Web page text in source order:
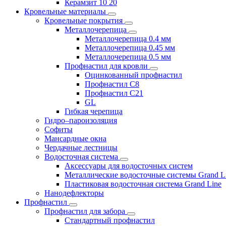
Керамзит 10 20
Кровельные материалы
Кровельные покрытия
Металлочерепица
Металлочерепица 0.4 мм
Металлочерепица 0.45 мм
Металлочерепица 0.5 мм
Профнастил для кровли
Оцинкованный профнастил
Профнастил С8
Профнастил С21
GL
Гибкая черепица
Гидро–пароизоляция
Софиты
Мансардные окна
Чердачные лестницы
Водосточная система
Аксессуары для водосточных систем
Металлические водосточные системы Grand
Пластиковая водосточная система Grand Line
Нанодефлекторы
Профнастил
Профнастил для забора
Стандартный профнастил